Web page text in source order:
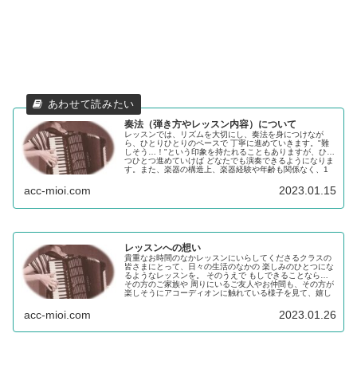
奏法（弾き方やレッスン内容）について
レッスンでは、リズムを大切にし、奏法を身につけなが
ら、ひとりひとりのペースで 丁寧に進めていきます。"難
しそう…！"という印象を持たれることもありますが、ひと
つひとつ進めていけば どなたでも演奏できるようになりま
す。また、楽器の構造上、楽器経験や年齢も関係なく、1
acc-mioi.com 2023.01.15
レッスンへの想い
貴重なお時間のなかレッスンにいらしてくださるクラスの
皆さまにとって、日々の生活のなかの 楽しみのひとつにな
るようなレッスンを。 そのうえで もしできることなら、
その方のご家族や 周りにいるご友人やお仲間も、その方が
楽しそうにアコーディオンに触れている様子を見て、嬉し
う！"と感じるコトに繋がれば。。 …私はレッスン対し
acc-mioi.com 2023.01.26